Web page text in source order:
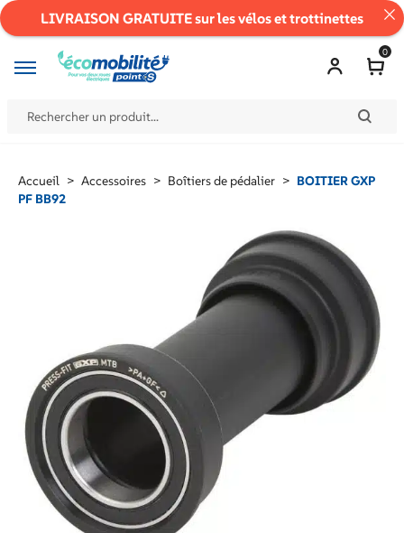
0
Accueil > Accessoires > Boîtiers de pédalier > BOITIER GXP
PF BB92
LIVRAISON GRATUITE sur les vélos et trottinettes